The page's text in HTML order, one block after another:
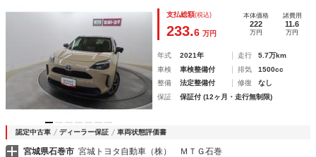
ドラレコ ＬＥＤヘッドランプ ワンオーナー
支払総額(税込)
233.6 万円
本体価格
222
万円
諸費用
11.6
万円
年式 2021年 走行
5.7万km
車検
車検整備付 排気
1500cc
整備
法定整備付 修復
なし
保証
保証付 (12ヶ月・走行無制限)
認定中古車 ディーラー保証 車両状態評価書
宮城県石巻市 宮城トヨタ自動車（株） ＭＴＧ石巻